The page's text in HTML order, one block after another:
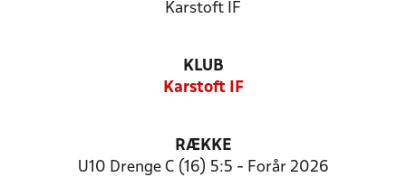
Karstoft IF
KLUB
Karstoft IF
RÆKKE
U10 Drenge C (16) 5:5 - Forår 2026